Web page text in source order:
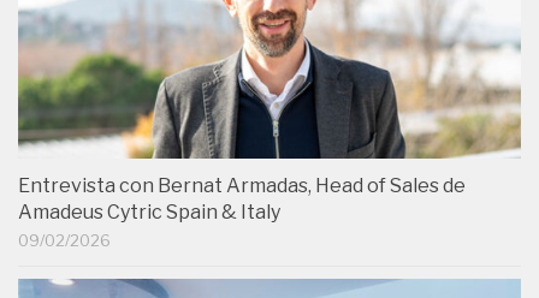
Entrevista con Bernat Armadas, Head of Sales de
Amadeus Cytric Spain & Italy
09/02/2026